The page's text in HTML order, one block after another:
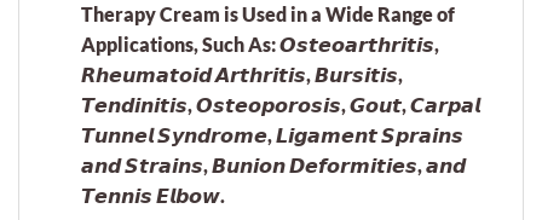
Therapy Cream is Used in a Wide Range of
Applications, Such As: 𝙊𝙨𝙩𝙚𝙤𝙖𝙧𝙩𝙝𝙧𝙞𝙩𝙞𝙨,
𝙍𝙝𝙚𝙪𝙢𝙖𝙩𝙤𝙞𝙙 𝘼𝙧𝙩𝙝𝙧𝙞𝙩𝙞𝙨, 𝘽𝙪𝙧𝙨𝙞𝙩𝙞𝙨,
𝙏𝙚𝙣𝙙𝙞𝙣𝙞𝙩𝙞𝙨, 𝙊𝙨𝙩𝙚𝙤𝙥𝙤𝙧𝙤𝙨𝙞𝙨, 𝙂𝙤𝙪𝙩, 𝘾𝙖𝙧𝙥𝙖𝙡
𝙏𝙪𝙣𝙣𝙚𝙡 𝙎𝙮𝙣𝙙𝙧𝙤𝙢𝙚, 𝙇𝙞𝙜𝙖𝙢𝙚𝙣𝙩 𝙎𝙥𝙧𝙖𝙞𝙣𝙨
𝙖𝙣𝙙 𝙎𝙩𝙧𝙖𝙞𝙣𝙨, 𝘽𝙪𝙣𝙞𝙤𝙣 𝘿𝙚𝙛𝙤𝙧𝙢𝙞𝙩𝙞𝙚𝙨, 𝙖𝙣𝙙
𝙏𝙚𝙣𝙣𝙞𝙨 𝙀𝙡𝙗𝙤𝙬.